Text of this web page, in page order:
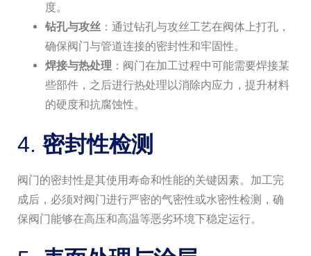
度。
钻孔与攻丝 ：通过钻孔与攻丝工艺在阀体上打孔，
确保阀门与管道连接的密封性和牢固性。
焊接与热处理 ：阀门在加工过程中可能需要焊接某
些部件，之后进行热处理以消除内应力，提升材料
的硬度和抗腐蚀性。
4.密封性检测
阀门的密封性是其使用寿命和性能的关键因素。加工完
成后，必须对阀门进行严密的气密性或水密性检测，确
保阀门能够在高压和高温等恶劣环境下稳定运行。